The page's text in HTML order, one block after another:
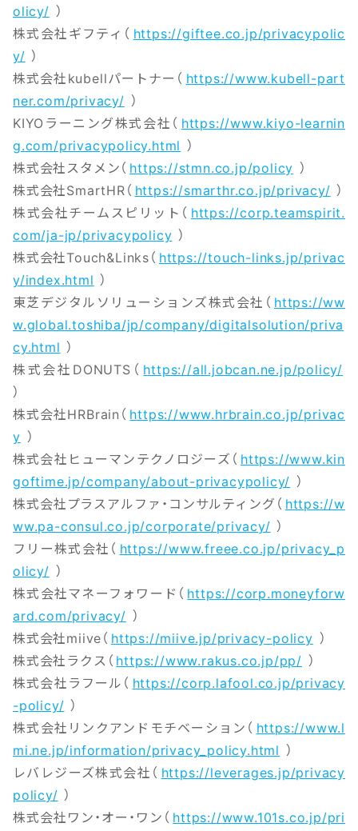
olicy/ ）
株式会社ギフティ（ https://giftee.co.jp/privacypolic
y/ ）
株式会社kubellパートナー（ https://www.kubell-part
ner.com/privacy/ ）
KIYOラーニング株式会社（ https://www.kiyo-learnin
g.com/privacypolicy.html ）
株式会社スタメン（ https://stmn.co.jp/policy ）
株式会社SmartHR（ https://smarthr.co.jp/privacy/ ）
株式会社チームスピリット（ https://corp.teamspirit.
com/ja-jp/privacypolicy ）
株式会社Touch&Links（ https://touch-links.jp/privac
y/index.html ）
東芝デジタルソリューションズ株式会社（ https://ww
w.global.toshiba/jp/company/digitalsolution/priva
cy.html ）
株式会社DONUTS（ https://all.jobcan.ne.jp/policy/
）
株式会社HRBrain（ https://www.hrbrain.co.jp/privac
y ）
株式会社ヒューマンテクノロジーズ（ https://www.kin
goftime.jp/company/about-privacypolicy/ ）
株式会社プラスアルファ・コンサルティング（ https://w
ww.pa-consul.co.jp/corporate/privacy/ ）
フリー株式会社（ https://www.freee.co.jp/privacy_p
olicy/ ）
株式会社マネーフォワード（ https://corp.moneyforw
ard.com/privacy/ ）
株式会社miive（ https://miive.jp/privacy-policy ）
株式会社ラクス（ https://www.rakus.co.jp/pp/ ）
株式会社ラフール（ https://corp.lafool.co.jp/privacy
-policy/ ）
株式会社リンクアンドモチベーション（ https://www.l
mi.ne.jp/information/privacy_policy.html ）
レバレジーズ株式会社（ https://leverages.jp/privacy
policy/ ）
株式会社ワン・オー・ワン（ https://www.101s.co.jp/pri